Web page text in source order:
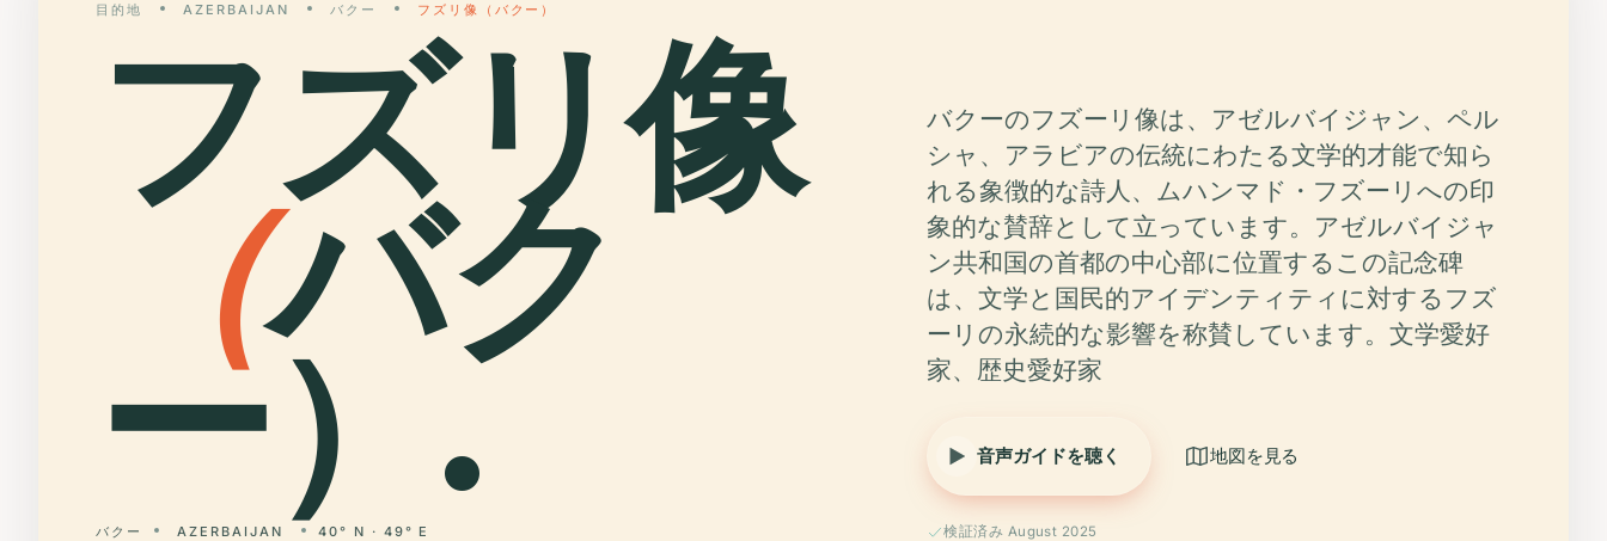
目的地 AZERBAIJAN バクー フズリ像（バクー）
フズリ像
（バク
ー）.
バクー AZERBAIJAN 40° N · 49° E
バクーのフズーリ像は、アゼルバイジャン、ペル
シャ、アラビアの伝統にわたる文学的才能で知ら
れる象徴的な詩人、ムハンマド・フズーリへの印
象的な賛辞として立っています。アゼルバイジャ
ン共和国の首都の中心部に位置するこの記念碑
は、文学と国民的アイデンティティに対するフズ
ーリの永続的な影響を称賛しています。文学愛好
家、歴史愛好家
音声ガイドを聴く 地図を見る
検証済み August 2025